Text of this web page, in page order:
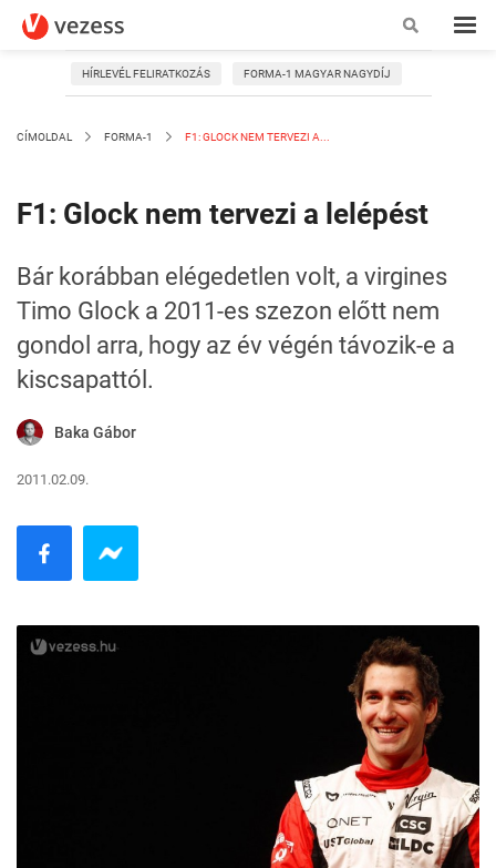
HÍRLEVÉL FELIRATKOZÁS FORMA-1 MAGYAR NAGYDÍJ
CÍMOLDAL FORMA-1 F1: GLOCK NEM TERVEZI A...
F1: Glock nem tervezi a lelépést
Bár korábban elégedetlen volt, a virgines
Timo Glock a 2011-es szezon előtt nem
gondol arra, hogy az év végén távozik-e a
kiscsapattól.
Baka Gábor
2011.02.09.